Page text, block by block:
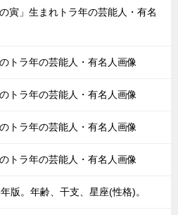
寅」生まれトラ年の芸能人・有名
トラ年の芸能人・有名人画像
トラ年の芸能人・有名人画像
トラ年の芸能人・有名人画像
トラ年の芸能人・有名人画像
版。年齢、干支、星座(性格)。